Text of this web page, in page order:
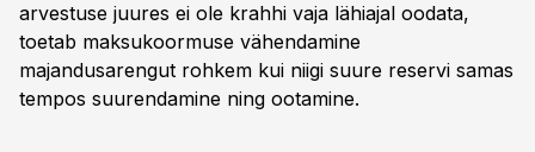
arvestuse juures ei ole krahhi vaja lähiajal oodata,
toetab maksukoormuse vähendamine
majandusarengut rohkem kui niigi suure reservi samas
tempos suurendamine ning ootamine.